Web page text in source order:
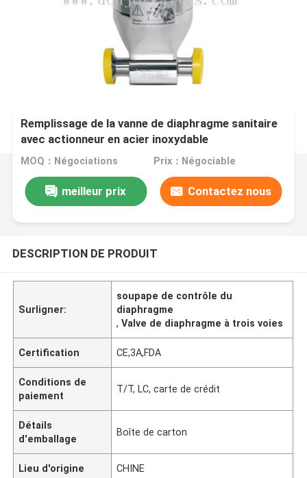
Remplissage de la vanne de diaphragme sanitaire
avec actionneur en acier inoxydable
MOQ：Négociations Prix：Négociable
meilleur prix Contactez nous
DESCRIPTION DE PRODUIT
Surligner:
soupape de contrôle du
diaphragme
,Valve de diaphragme à trois voies
Certification CE,3A,FDA
Conditions de
paiement
T/T, LC, carte de crédit
Détails
d'emballage
Boîte de carton
Lieu d'origine CHINE